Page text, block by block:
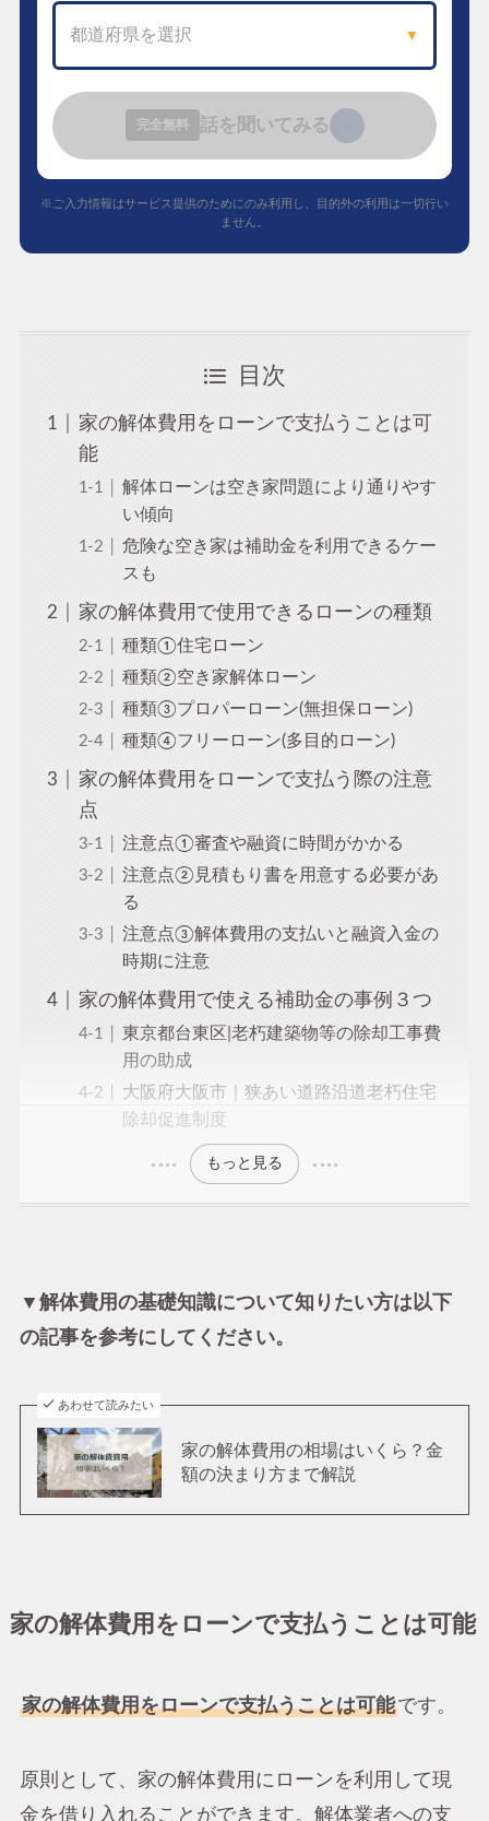
都道府県を選択 ▼
完全無料 話を聞いてみる
※ご入力情報はサービス提供のためにのみ利用し、目的外の利用は一切行い
ません。
目次
家の解体費用をローンで支払うことは可
能
解体ローンは空き家問題により通りやす
い傾向
危険な空き家は補助金を利用できるケー
スも
家の解体費用で使用できるローンの種類
種類①住宅ローン
種類②空き家解体ローン
種類③プロパーローン(無担保ローン)
種類④フリーローン(多目的ローン)
家の解体費用をローンで支払う際の注意
点
注意点①審査や融資に時間がかかる
注意点②見積もり書を用意する必要があ
る
注意点③解体費用の支払いと融資入金の
時期に注意
家の解体費用で使える補助金の事例３つ
東京都台東区|老朽建築物等の除却工事費
用の助成
大阪府大阪市｜狭あい道路沿道老朽住宅
除却促進制度
もっと見る
▼解体費用の基礎知識について知りたい方は以下
の記事を参考にしてください。
あわせて読みたい
家の解体費用の相場はいくら？金
額の決まり方まで解説
家の解体費用をローンで支払うことは可能
家の解体費用をローンで支払うことは可能です。
原則として、家の解体費用にローンを利用して現
金を借り入れることができます。解体業者への支